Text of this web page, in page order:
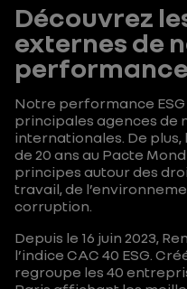
Découvrez
externes de
Notre performance
principales agences de
internationales. De
de 20 ans au Pacte
principes autour des
travail, de
corruption.
Depuis le 16 juin 2023,
l’indice CAC 40 ESG.
regroupe les 40